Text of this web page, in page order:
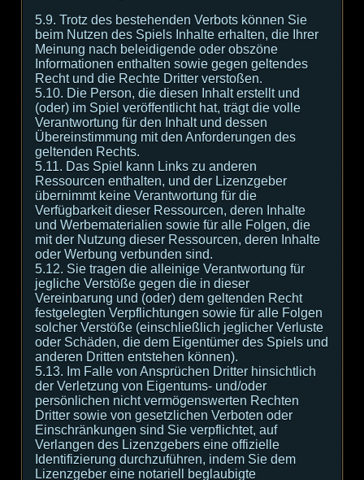
5.9. Trotz des bestehenden Verbots können Sie
beim Nutzen des Spiels Inhalte erhalten, die Ihrer
Meinung nach beleidigende oder obszöne
Informationen enthalten sowie gegen geltendes
Recht und die Rechte Dritter verstoßen.
5.10. Die Person, die diesen Inhalt erstellt und
(oder) im Spiel veröffentlicht hat, trägt die volle
Verantwortung für den Inhalt und dessen
Übereinstimmung mit den Anforderungen des
geltenden Rechts.
5.11. Das Spiel kann Links zu anderen
Ressourcen enthalten, und der Lizenzgeber
übernimmt keine Verantwortung für die
Verfügbarkeit dieser Ressourcen, deren Inhalte
und Werbematerialien sowie für alle Folgen, die
mit der Nutzung dieser Ressourcen, deren Inhalte
oder Werbung verbunden sind.
5.12. Sie tragen die alleinige Verantwortung für
jegliche Verstöße gegen die in dieser
Vereinbarung und (oder) dem geltenden Recht
festgelegten Verpflichtungen sowie für alle Folgen
solcher Verstöße (einschließlich jeglicher Verluste
oder Schäden, die dem Eigentümer des Spiels und
anderen Dritten entstehen können).
5.13. Im Falle von Ansprüchen Dritter hinsichtlich
der Verletzung von Eigentums- und/oder
persönlichen nicht vermögenswerten Rechten
Dritter sowie von gesetzlichen Verboten oder
Einschränkungen sind Sie verpflichtet, auf
Verlangen des Lizenzgebers eine offizielle
Identifizierung durchzuführen, indem Sie dem
Lizenzgeber eine notariell beglaubigte